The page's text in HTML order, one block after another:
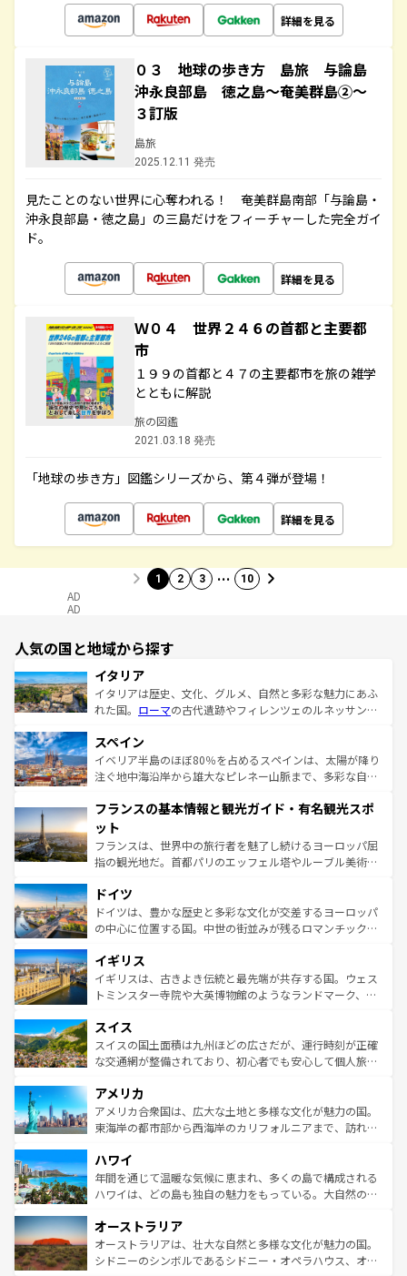
詳細を見る
０３ 地球の歩き方 島旅 与論島
沖永良部島 徳之島～奄美群島②～
３訂版
島旅
2025.12.11 発売
見たことのない世界に心奪われる！ 奄美群島南部「与論島・
沖永良部島・徳之島」の三島だけをフィーチャーした完全ガイ
ド。
詳細を見る
Ｗ０４ 世界２４６の首都と主要都
市
１９９の首都と４７の主要都市を旅の雑学
とともに解説
旅の図鑑
2021.03.18 発売
「地球の歩き方」図鑑シリーズから、第４弾が登場！
詳細を見る
1 2 3 … 10
AD
AD
人気の国と地域から探す
イタリア
イタリアは歴史、文化、グルメ、自然と多彩な魅力にあふ
れた国。 ローマの古代遺跡やフィレンツェのルネッサンス
ろん、トスカーナの美しい田園風景やアマルフィ海岸の絶
景など、自然景観も見逃せない。観光の合間には、本場の
ピザやパスタなど、絶品のイタリア料理を堪能することも
ませてくれるイタリアで、忘れられない旅をしてみよう！
なお、新着のイタリア情報は
しい。
スペイン
イベリア半島のほぼ80％を占めるスペインは、太陽が降り
注ぐ地中海沿岸から雄大なピレネー山脈まで、多彩な自然
文化が根付くこの国では、情熱的なフラメンコ、熱気あふ
れる闘牛、そして美味しいタパスが生活の一部となってい
る。首都マドリードの洗練された雰囲気や、バルセロナの
アートに溢れた街角から、地方では古代ローマ遺跡や中世
せる。地方によって風土や気候が異なるスペインはその個
性で訪れる人を魅了する。 なお、新着のスペイン情報は コ
ンテンツ一覧を参照してほしい。
フランスの基本情報と観光ガイド・有名観光スポ
ット
フランスは、世界中の旅行者を魅了し続けるヨーロッパ屈
指の観光地だ。首都パリのエッフェル塔やルーブル美術館
で、幅広い魅力が詰まっている。華麗な宮殿、歴史的な大
聖堂、美しいビーチ、そして豊かな自然が、訪れる者を心
から魅了する。また、フランスは美食の国としても知ら
いる。シャンパンの発祥地であるランス、プロヴァンスの
香り高いラベンダー畑など、多彩な楽しみ方が可能だ。さ
らに、パリ以外の地域にも魅力が溢れており、どの街角に
れる地方に足を運ぶとそれぞれで全く異なる文化を体験で
きるだろう。 なお、新着のフランス情報はコンテンツ一覧
を参照してほしい。
ドイツ
ドイツは、豊かな歴史と多彩な文化が交差するヨーロッパ
の中心に位置する国。中世の街並みが残るロマンチック街
顔を持つこの国は、どこを歩いても飽きることがない。ベ
ルリンの文化的活気、バイエルン州のアルプスの絶景、そ
してライン川沿いのワイン畑といった風景は必見。ビール
は、お酒好きな人にはぜひ体験してほしい。 なお、新着の
ドイツ情報はコンテンツ一覧を参照してほしい。
イギリス
イギリスは、古きよき伝統と最先端が共存する国。ウェス
トミンスター寺院や大英博物館のようなランドマーク、歴
リアごとに異なる魅力がある。また、優雅なアフタヌーン
ティー、ビール好きにはたまらない英国パブ、サッカー観
戦など、本場だからこそできる体験も豊富。イギリスを旅
ンツ一覧を参照してほしい。
スイス
スイスの国土面積は九州ほどの広さだが、運行時刻が正確
な交通網が整備されており、初心者でも安心して個人旅行
の建物がそのまま残る町や、スイスならではのユニークな
博物館もあり、アルプス観光だけでなく町歩きも満喫する
ことができる。国民の所得が高いため物価も高いが、旅行
ば市内交通費無料で観光を楽しむこともできる。 なお、新
着のスイス情報はコンテンツ一覧 を参照してほしい。
アメリカ
アメリカ合衆国は、広大な土地と多様な文化が魅力の国。
東海岸の都市部から西海岸のカリフォルニアまで、訪れる
のような巨大都市は、観光、ショッピング、エンターテイ
ンメントが詰まった刺激的なスポットだ。一方、アメリカ
西部には大自然が広がり、グランドキャニオンやイエロー
部のニューオーリンズでは、音楽と美食が融合した独特の
文化が魅力。旅行者はアメリカの各地域で異なる魅力を楽
しみながら、その多様性と豊かな歴史を感じることができ
ハワイ
年間を通じて温暖な気候に恵まれ、多くの島で構成される
ハワイは、どの島も独自の魅力をもっている。大自然の神
ワイ島は見逃せない。また、定番の観光地といえばオアフ
島だが、静かな自然を求めるならマウイ島やカウアイ島が
おすすめ。エメラルドグリーンに輝く海をはじめ、豊かな
オーストラリア
オーストラリアは、壮大な自然と多様な文化が魅力の国。
シドニーのシンボルであるシドニー・オペラハウス、オー